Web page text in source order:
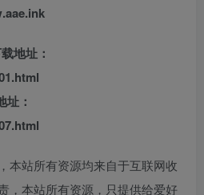
地址：
：
本站所有资源均来自于互联网收
，本站所有资源，只提供给爱好